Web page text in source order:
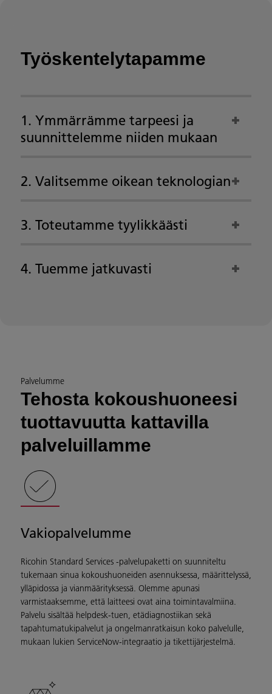
Työskentelytapamme
1. Ymmärrämme tarpeesi ja
suunnittelemme niiden mukaan
2. Valitsemme oikean teknologian
3. Toteutamme tyylikkäästi
4. Tuemme jatkuvasti
Palvelumme
Tehosta kokoushuoneesi
tuottavuutta kattavilla
palveluillamme
Vakiopalvelumme
Ricohin Standard Services -palvelupaketti on suunniteltu
tukemaan sinua kokoushuoneiden asennuksessa, määrittelyssä,
ylläpidossa ja vianmäärityksessä. Olemme apunasi
varmistaaksemme, että laitteesi ovat aina toimintavalmiina.
Palvelu sisältää helpdesk-tuen, etädiagnostiikan sekä
tapahtumatukipalvelut ja ongelmanratkaisun koko palvelulle,
mukaan lukien ServiceNow-integraatio ja tikettijärjestelmä.